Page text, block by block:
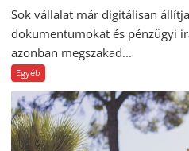
Sok vállalat már digitálisan
dokumentumokat és pénzügyi
azonban megszakad...
Egyéb